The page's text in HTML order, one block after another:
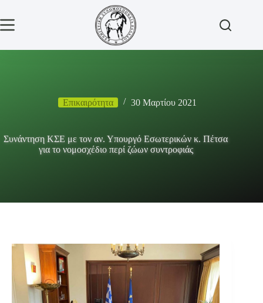
περιεχόμενο
Επικαιρότητα 30 Μαρτίου 2021
Συνάντηση ΚΣΕ με τον αν. Υπουργό Εσωτερικών κ. Πέτσα
για το νομοσχέδιο περί ζώων συντροφιάς